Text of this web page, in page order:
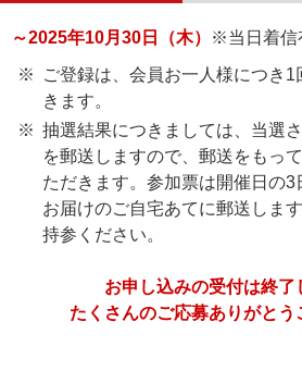
～2025年10月30日（木）
※当日着信
ご登録は、会員お一人様につき
きます。
抽選結果につきましては、当選
を郵送しますので、郵送をもっ
ただきます。参加票は開催日の3
お届けのご自宅あてに郵送しま
持参ください。
お申し込みの受付は終了
たくさんのご応募ありがとう